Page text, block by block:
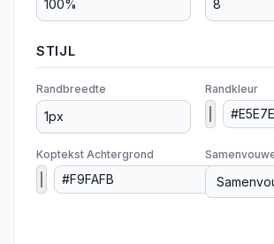
STIJL
Randbreedte Randkleur
Koptekst Achtergrond